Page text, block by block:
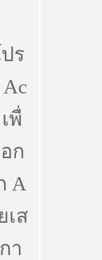
ร
พื่
ก
A
เส
า